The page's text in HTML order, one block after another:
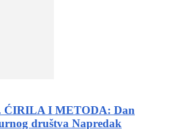
ĆIRILA I METODA: Dan
društva Napredak